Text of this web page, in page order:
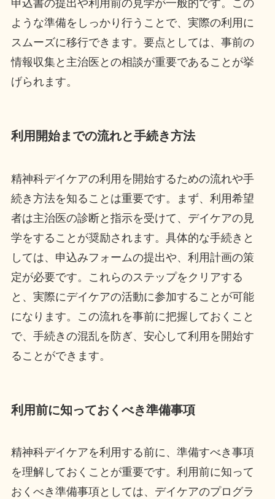
申込書の提出や利用前の見学が一般的です。この
ような準備をしっかり行うことで、実際の利用に
スムーズに移行できます。要点としては、事前の
情報収集と主治医との相談が重要であることが挙
げられます。
利用開始までの流れと手続き方法
精神科デイケアの利用を開始するための流れや手
続き方法を知ることは重要です。まず、利用希望
者は主治医の診断と指示を受けて、デイケアの見
学をすることが奨励されます。具体的な手続きと
しては、申込みフォームの提出や、利用計画の策
定が必要です。これらのステップをクリアする
と、実際にデイケアの活動に参加することが可能
になります。この流れを事前に把握しておくこと
で、手続きの混乱を防ぎ、安心して利用を開始す
ることができます。
利用前に知っておくべき準備事項
精神科デイケアを利用する前に、準備すべき事項
を理解しておくことが重要です。利用前に知って
おくべき準備事項としては、デイケアのプログラ